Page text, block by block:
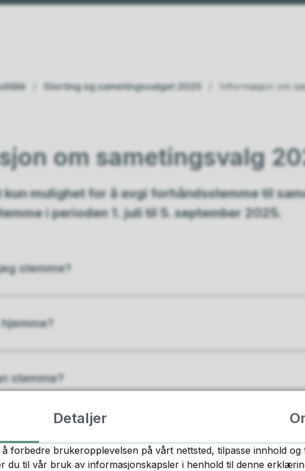
Storting og sametingsvalget 2025 Informasjon om
om sametingsvalg
kun mulighet for å avgi forhåndsstemme til
i perioden 1. juli til 5. september 2025.
stemme?
stemme?
Detaljer
forbedre brukeropplevelsen på vårt nettsted, tilpasse innhold
du til vår bruk av informasjonskapsler i henhold til denne